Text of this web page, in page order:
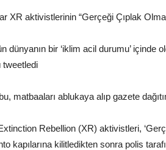
XR aktivistlerinin “Gerçeği Çıplak
dünyanın bir ‘iklim acil durumu’
tweetledi
matbaaları ablukaya alıp gazete
Rebellion (XR) aktivistleri,
kapılarına kilitledikten sonra polis